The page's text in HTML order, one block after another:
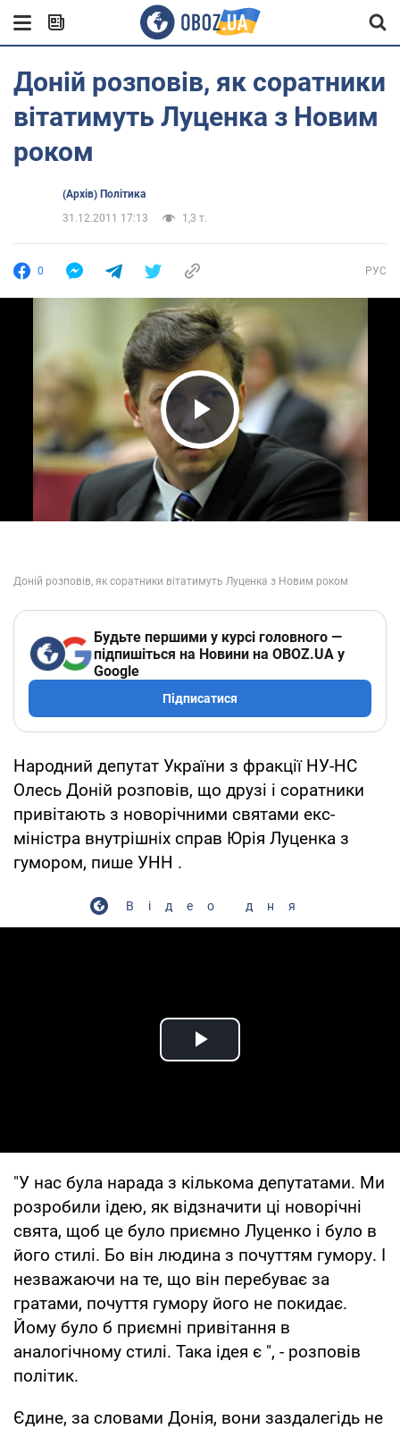
Доній розповів, як соратники
вітатимуть Луценка з Новим
роком
(Архів) Політика
31.12.2011 17:13
1,3 т.
0 РУС
Play Video
Будьте першими у курсі головного —
підпишіться на Новини на OBOZ.UA у
Google
Підписатися
Народний депутат України з фракції НУ-НС
Олесь Доній розповів, що друзі і соратники
привітають з новорічними святами екс-
міністра внутрішніх справ Юрія Луценка з
гумором, пише УНН .
Відео дня
Play Video
"У нас була нарада з кількома депутатами. Ми
розробили ідею, як відзначити ці новорічні
свята, щоб це було приємно Луценко і було в
його стилі. Бо він людина з почуттям гумору. І
незважаючи на те, що він перебуває за
гратами, почуття гумору його не покидає.
Йому було б приємні привітання в
аналогічному стилі. Така ідея є ", - розповів
політик.
Єдине, за словами Донія, вони заздалегідь не